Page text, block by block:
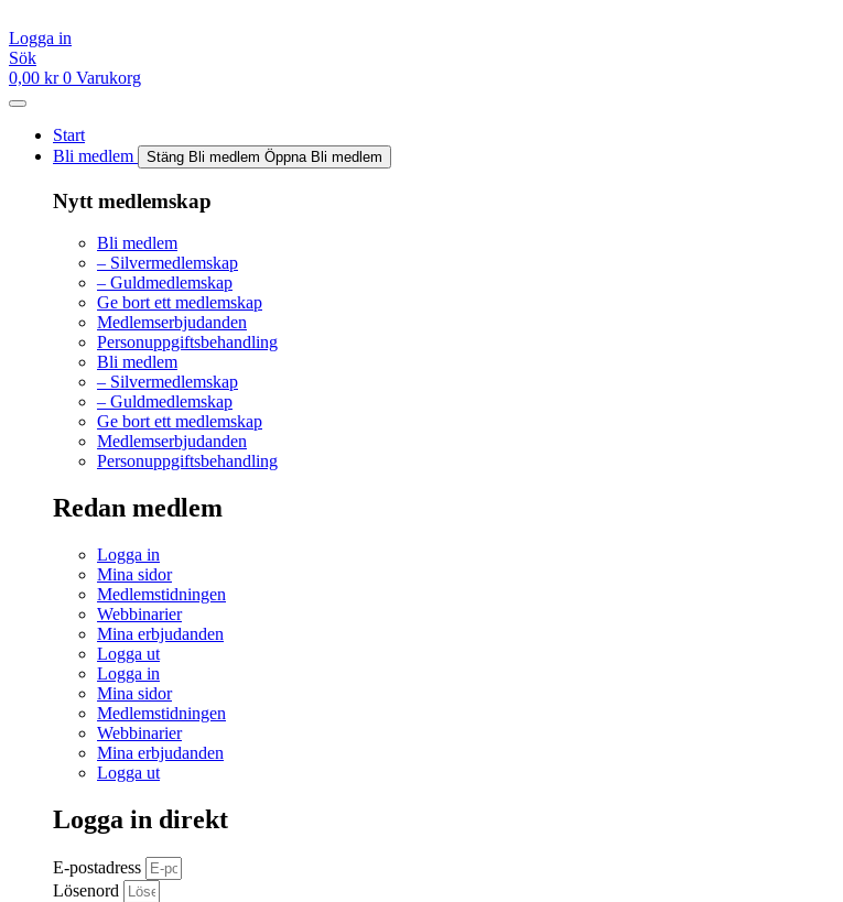
till
innehåll
Logga in
Sök
0,00 kr 0 Varukorg
Start
Bli medlem
Stäng Bli medlem Öppna Bli medlem
Nytt medlemskap
Bli medlem
– Silvermedlemskap
– Guldmedlemskap
Ge bort ett medlemskap
Medlemserbjudanden
Personuppgiftsbehandling
Bli medlem
– Silvermedlemskap
– Guldmedlemskap
Ge bort ett medlemskap
Medlemserbjudanden
Personuppgiftsbehandling
Redan medlem
Logga in
Mina sidor
Medlemstidningen
Webbinarier
Mina erbjudanden
Logga ut
Logga in
Mina sidor
Medlemstidningen
Webbinarier
Mina erbjudanden
Logga ut
Logga in direkt
E-postadress
Lösenord